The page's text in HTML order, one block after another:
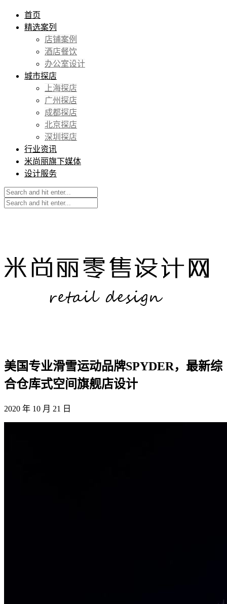
首页
精选案列
店铺案例
酒店餐饮
办公室设计
城市探店
上海探店
广州探店
成都探店
北京探店
深圳探店
行业资讯
米尚丽旗下媒体
设计服务
美国专业滑雪运动品牌SPYDER，最新综
合仓库式空间旗舰店设计
2020 年 10 月 21 日